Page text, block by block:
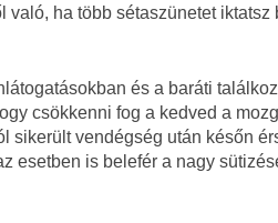
ha több sétaszünetet iktatsz
és a baráti
csökkenni fog a kedved a
sikerült vendégség után későn
esetben is belefér a nagy